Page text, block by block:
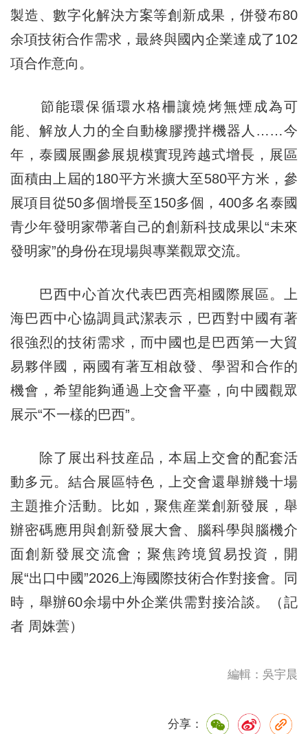
製造、數字化解決方案等創新成果，併發布80
余項技術合作需求，最終與國內企業達成了102
項合作意向。
節能環保循環水格柵讓燒烤無煙成為可
能、解放人力的全自動橡膠攪拌機器人……今
年，泰國展團參展規模實現跨越式增長，展區
面積由上屆的180平方米擴大至580平方米，參
展項目從50多個增長至150多個，400多名泰國
青少年發明家帶著自己的創新科技成果以“未來
發明家”的身份在現場與專業觀眾交流。
巴西中心首次代表巴西亮相國際展區。上
海巴西中心協調員武潔表示，巴西對中國有著
很強烈的技術需求，而中國也是巴西第一大貿
易夥伴國，兩國有著互相啟發、學習和合作的
機會，希望能夠通過上交會平臺，向中國觀眾
展示“不一樣的巴西”。
除了展出科技産品，本屆上交會的配套活
動多元。結合展區特色，上交會還舉辦幾十場
主題推介活動。比如，聚焦産業創新發展，舉
辦密碼應用與創新發展大會、腦科學與腦機介
面創新發展交流會；聚焦跨境貿易投資，開
展“出口中國”2026上海國際技術合作對接會。同
時，舉辦60余場中外企業供需對接洽談。（記
者 周姝蕓）
編輯：吳宇晨
分享：